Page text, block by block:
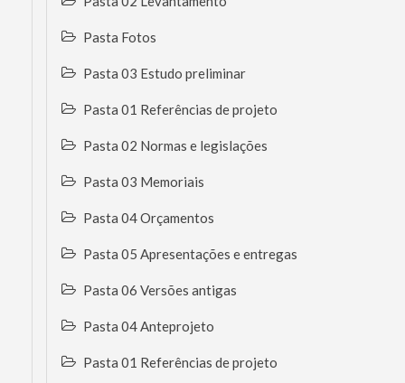
Pasta Fotos
Pasta 03 Estudo preliminar
Pasta 01 Referências de projeto
Pasta 02 Normas e legislações
Pasta 03 Memoriais
Pasta 04 Orçamentos
Pasta 05 Apresentações e entregas
Pasta 06 Versões antigas
Pasta 04 Anteprojeto
Pasta 01 Referências de projeto